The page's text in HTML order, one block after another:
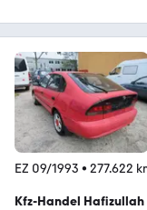
EZ 09/1993 • 277.622
Kfz-Handel Hafizullah